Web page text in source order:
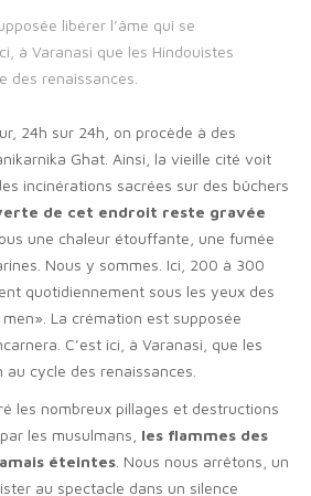
libérer l’âme qui se
à Varanasi que les Hindouistes
des renaissances.
24h sur 24h, on procède à des
Ghat. Ainsi, la vieille cité voit
incinérations sacrées sur des bûchers
de cet endroit reste gravée
une chaleur étouffante, une fumée
Nous y sommes. Ici, 200 à 300
quotidiennement sous les yeux des
La crémation est supposée
C’est ici, à Varanasi, que les
cycle des renaissances.
les nombreux pillages et destructions
les musulmans, les flammes des
éteintes . Nous nous arrêtons, un
au spectacle dans un silence